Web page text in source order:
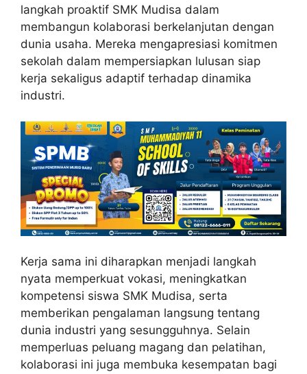
langkah proaktif SMK Mudisa dalam
membangun kolaborasi berkelanjutan dengan
dunia usaha. Mereka mengapresiasi komitmen
sekolah dalam mempersiapkan lulusan siap
kerja sekaligus adaptif terhadap dinamika
industri.
Kerja sama ini diharapkan menjadi langkah
nyata memperkuat vokasi, meningkatkan
kompetensi siswa SMK Mudisa, serta
memberikan pengalaman langsung tentang
dunia industri yang sesungguhnya. Selain
memperluas peluang magang dan pelatihan,
kolaborasi ini juga membuka kesempatan bagi